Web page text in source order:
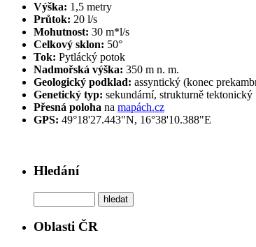
Výška: 1,5 metry
Průtok: 20 l/s
Mohutnost: 30 m*l/s
Celkový sklon: 50°
Tok: Pytlácký potok
Nadmořská výška: 350 m n. m.
Geologický podklad: assyntický (konec
Genetický typ: sekundární, strukturně tektonický
Přesná poloha na mapách.cz
GPS: 49°18'27.443"N, 16°38'10.388"E
Hledání
Oblasti ČR